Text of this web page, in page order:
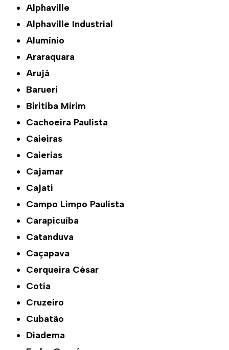
Alphaville
Alphaville Industrial
Alumínio
Araraquara
Arujá
Barueri
Biritiba Mirim
Cachoeira Paulista
Caieiras
Caierias
Cajamar
Cajati
Campo Limpo Paulista
Carapicuíba
Catanduva
Caçapava
Cerqueira César
Cotia
Cruzeiro
Cubatão
Diadema